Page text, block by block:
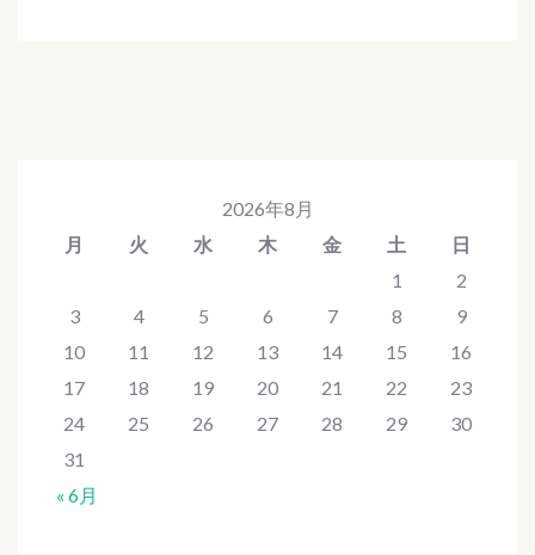
2026年8月
月
火 水 木 金 土
日
1
2
3
4 5 6 7 8
9
10
11 12 13 14 15
16
17
18 19 20 21 22
23
24
25 26 27 28 29
30
31
« 6月